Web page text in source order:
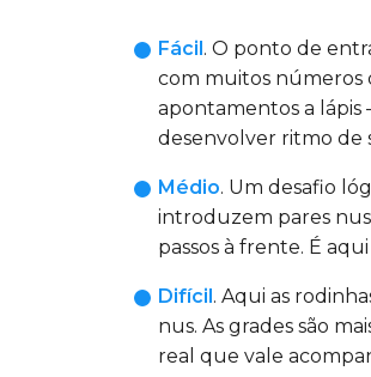
Fácil. O ponto de
com muitos números
apontamentos a
desenvolver ritmo de
Médio. Um desafio
introduzem pares nus
passos à frente. É
Difícil. Aqui as
nus. As grades são
real que vale